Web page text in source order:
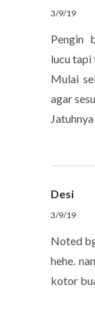
3/9/19
Pengin
lucu tapi
Mulai
agar
Desi
3/9/19
Noted
hehe.
kotor